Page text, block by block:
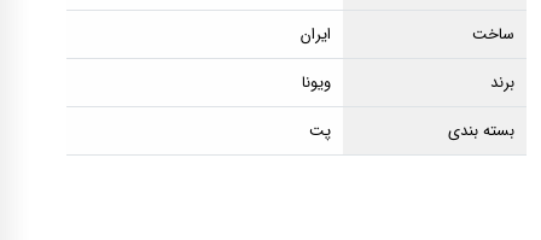
ساخت
ایران
برند
ویونا
بسته بندی
پت